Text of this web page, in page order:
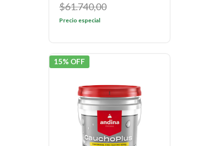
$61.740,00
Precio especial
15% OFF